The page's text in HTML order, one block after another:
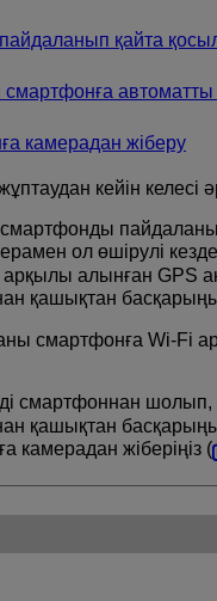
қайта
смартфонға
камерадан жіберу
кейін келесі
ол өшірулі
алынған GPS
қашықтан
смартфонға Wi-Fi
смартфоннан шолып,
қашықтан
камерадан жіберіңіз (